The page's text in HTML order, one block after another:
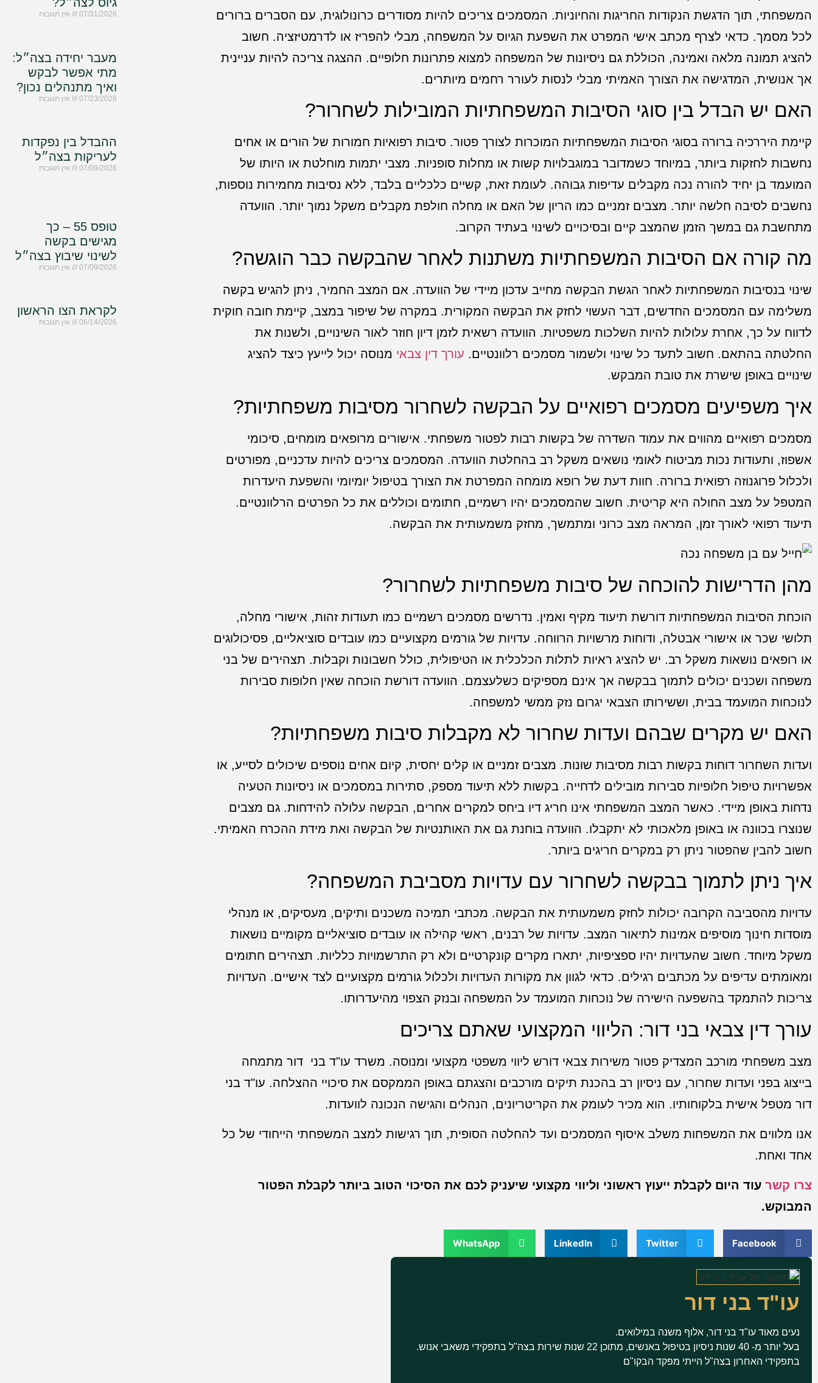
המשפחתי, תוך הדגשת הנקודות החריגות והחיוניות. המסמכים צריכים להיות מסודרים כרונולוגית, עם הסברים ברורים
לכל מסמך. כדאי לצרף מכתב אישי המפרט את השפעת הגיוס על המשפחה, מבלי להפריז או לדרמטיזציה. חשוב
להציג תמונה מלאה ואמינה, הכוללת גם ניסיונות של המשפחה למצוא פתרונות חלופיים. ההצגה צריכה להיות עניינית
אך אנושית, המדגישה את הצורך האמיתי מבלי לנסות לעורר רחמים מיותרים.
האם יש הבדל בין סוגי הסיבות המשפחתיות המובילות לשחרור?
קיימת היררכיה ברורה בסוגי הסיבות המשפחתיות המוכרות לצורך פטור. סיבות רפואיות חמורות של הורים או אחים
נחשבות לחזקות ביותר, במיוחד כשמדובר במוגבלויות קשות או מחלות סופניות. מצבי יתמות מוחלטת או היותו של
המועמד בן יחיד להורה נכה מקבלים עדיפות גבוהה. לעומת זאת, קשיים כלכליים בלבד, ללא נסיבות מחמירות נוספות,
נחשבים לסיבה חלשה יותר. מצבים זמניים כמו הריון של האם או מחלה חולפת מקבלים משקל נמוך יותר. הוועדה
מתחשבת גם במשך הזמן שהמצב קיים ובסיכויים לשינוי בעתיד הקרוב.
מה קורה אם הסיבות המשפחתיות משתנות לאחר שהבקשה כבר הוגשה?
שינוי בנסיבות המשפחתיות לאחר הגשת הבקשה מחייב עדכון מיידי של הוועדה. אם המצב החמיר, ניתן להגיש בקשה
משלימה עם המסמכים החדשים, דבר העשוי לחזק את הבקשה המקורית. במקרה של שיפור במצב, קיימת חובה חוקית
לדווח על כך, אחרת עלולות להיות השלכות משפטיות. הוועדה רשאית לזמן דיון חוזר לאור השינויים, ולשנות את
החלטתה בהתאם. חשוב לתעד כל שינוי ולשמור מסמכים רלוונטיים. עורך דין צבאי מנוסה יכול לייעץ כיצד להציג
שינויים באופן שישרת את טובת המבקש.
איך משפיעים מסמכים רפואיים על הבקשה לשחרור מסיבות משפחתיות?
מסמכים רפואיים מהווים את עמוד השדרה של בקשות רבות לפטור משפחתי. אישורים מרופאים מומחים, סיכומי
אשפוז, ותעודות נכות מביטוח לאומי נושאים משקל רב בהחלטת הוועדה. המסמכים צריכים להיות עדכניים, מפורטים
ולכלול פרוגנוזה רפואית ברורה. חוות דעת של רופא מומחה המפרטת את הצורך בטיפול יומיומי והשפעת היעדרות
המטפל על מצב החולה היא קריטית. חשוב שהמסמכים יהיו רשמיים, חתומים וכוללים את כל הפרטים הרלוונטיים.
תיעוד רפואי לאורך זמן, המראה מצב כרוני ומתמשך, מחזק משמעותית את הבקשה.
מהן הדרישות להוכחה של סיבות משפחתיות לשחרור?
הוכחת הסיבות המשפחתיות דורשת תיעוד מקיף ואמין. נדרשים מסמכים רשמיים כמו תעודות זהות, אישורי מחלה,
תלושי שכר או אישורי אבטלה, ודוחות מרשויות הרווחה. עדויות של גורמים מקצועיים כמו עובדים סוציאליים, פסיכולוגים
או רופאים נושאות משקל רב. יש להציג ראיות לתלות הכלכלית או הטיפולית, כולל חשבונות וקבלות. תצהירים של בני
משפחה ושכנים יכולים לתמוך בבקשה אך אינם מספיקים כשלעצמם. הוועדה דורשת הוכחה שאין חלופות סבירות
לנוכחות המועמד בבית, וששירותו הצבאי יגרום נזק ממשי למשפחה.
האם יש מקרים שבהם ועדות שחרור לא מקבלות סיבות משפחתיות?
ועדות השחרור דוחות בקשות רבות מסיבות שונות. מצבים זמניים או קלים יחסית, קיום אחים נוספים שיכולים לסייע, או
אפשרויות טיפול חלופיות סבירות מובילים לדחייה. בקשות ללא תיעוד מספק, סתירות במסמכים או ניסיונות הטעיה
נדחות באופן מיידי. כאשר המצב המשפחתי אינו חריג דיו ביחס למקרים אחרים, הבקשה עלולה להידחות. גם מצבים
שנוצרו בכוונה או באופן מלאכותי לא יתקבלו. הוועדה בוחנת גם את האותנטיות של הבקשה ואת מידת ההכרח האמיתי.
חשוב להבין שהפטור ניתן רק במקרים חריגים ביותר.
איך ניתן לתמוך בבקשה לשחרור עם עדויות מסביבת המשפחה?
עדויות מהסביבה הקרובה יכולות לחזק משמעותית את הבקשה. מכתבי תמיכה משכנים ותיקים, מעסיקים, או מנהלי
מוסדות חינוך מוסיפים אמינות לתיאור המצב. עדויות של רבנים, ראשי קהילה או עובדים סוציאליים מקומיים נושאות
משקל מיוחד. חשוב שהעדויות יהיו ספציפיות, יתארו מקרים קונקרטיים ולא רק התרשמויות כלליות. תצהירים חתומים
ומאומתים עדיפים על מכתבים רגילים. כדאי לגוון את מקורות העדויות ולכלול גורמים מקצועיים לצד אישיים. העדויות
צריכות להתמקד בהשפעה הישירה של נוכחות המועמד על המשפחה ובנזק הצפוי מהיעדרותו.
עורך דין צבאי בני דור: הליווי המקצועי שאתם צריכים
מצב משפחתי מורכב המצדיק פטור משירות צבאי דורש ליווי משפטי מקצועי ומנוסה. משרד עו"ד בני דור מתמחה
בייצוג בפני ועדות שחרור, עם ניסיון רב בהכנת תיקים מורכבים והצגתם באופן הממקסם את סיכויי ההצלחה. עו"ד בני
דור מטפל אישית בלקוחותיו. הוא מכיר לעומק את הקריטריונים, הנהלים והגישה הנכונה לוועדות.
אנו מלווים את המשפחות משלב איסוף המסמכים ועד להחלטה הסופית, תוך רגישות למצב המשפחתי הייחודי של כל
אחד ואחת.
צרו קשר עוד היום לקבלת ייעוץ ראשוני וליווי מקצועי שיעניק לכם את הסיכוי הטוב ביותר לקבלת הפטור
המבוקש.
Facebook
Twitter
LinkedIn
WhatsApp
עו"ד בני דור
נעים מאוד עו"ד בני דור, אלוף משנה במילואים.
בעל יותר מ- 40 שנות ניסיון בטיפול באנשים, מתוכן 22 שנות שירות בצה"ל בתפקידי משאבי אנוש.
בתפקידי האחרון בצה"ל הייתי מפקד הבקו"ם
07/31/2026 אין תגובות
מעבר יחידה בצה״ל:
מתי אפשר לבקש
ואיך מתנהלים נכון?
07/23/2026 אין תגובות
ההבדל בין נפקדות
לעריקות בצה״ל
07/09/2026 אין תגובות
טופס 55 – כך
מגישים בקשה
לשינוי שיבוץ בצה״ל
07/09/2026 אין תגובות
לקראת הצו הראשון
06/14/2026 אין תגובות